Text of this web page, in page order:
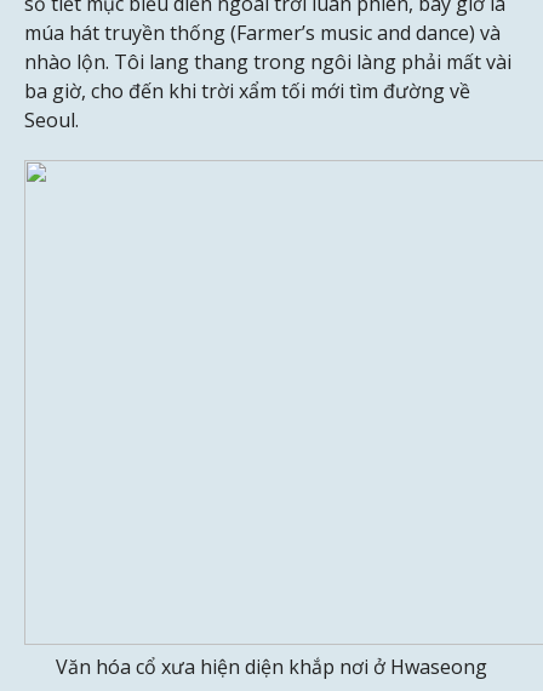
múa hát truyền thống (Farmer’s music and dance) và
nhào lộn. Tôi lang thang trong ngôi làng phải mất vài
ba giờ, cho đến khi trời xẩm tối mới tìm đường về
Seoul.
Văn hóa cổ xưa hiện diện khắp nơi ở Hwaseong